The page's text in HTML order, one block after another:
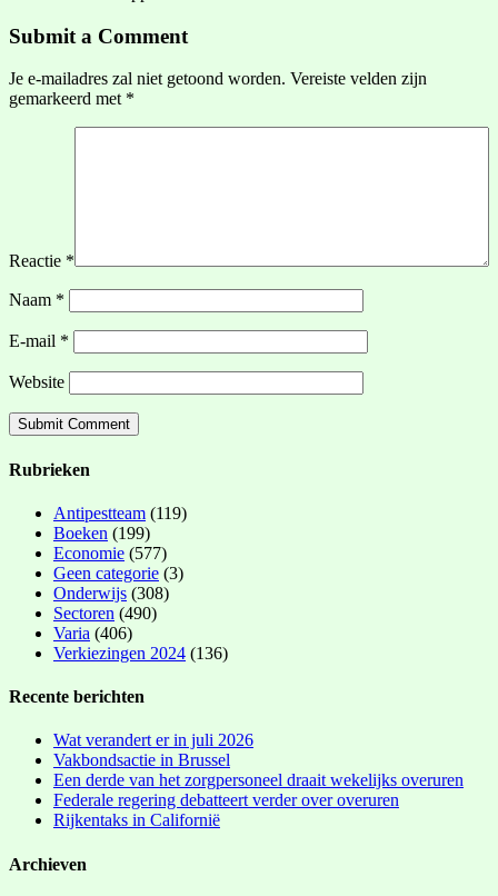
Submit a Comment
Je e-mailadres zal niet getoond worden. Vereiste velden zijn
gemarkeerd met *
Reactie *
Naam *
E-mail *
Website
Rubrieken
Antipestteam (119)
Boeken (199)
Economie (577)
Geen categorie (3)
Onderwijs (308)
Sectoren (490)
Varia (406)
Verkiezingen 2024 (136)
Recente berichten
Wat verandert er in juli 2026
Vakbondsactie in Brussel
Een derde van het zorgpersoneel draait wekelijks overuren
Federale regering debatteert verder over overuren
Rijkentaks in Californië
Archieven